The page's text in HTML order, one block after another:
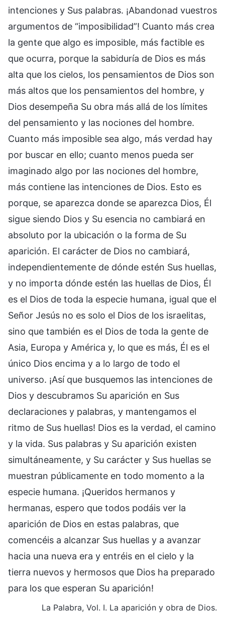
intenciones y Sus palabras. ¡Abandonad vuestros
argumentos de “imposibilidad”! Cuanto más crea
la gente que algo es imposible, más factible es
que ocurra, porque la sabiduría de Dios es más
alta que los cielos, los pensamientos de Dios son
más altos que los pensamientos del hombre, y
Dios desempeña Su obra más allá de los límites
del pensamiento y las nociones del hombre.
Cuanto más imposible sea algo, más verdad hay
por buscar en ello; cuanto menos pueda ser
imaginado algo por las nociones del hombre,
más contiene las intenciones de Dios. Esto es
porque, se aparezca donde se aparezca Dios, Él
sigue siendo Dios y Su esencia no cambiará en
absoluto por la ubicación o la forma de Su
aparición. El carácter de Dios no cambiará,
independientemente de dónde estén Sus huellas,
y no importa dónde estén las huellas de Dios, Él
es el Dios de toda la especie humana, igual que el
Señor Jesús no es solo el Dios de los israelitas,
sino que también es el Dios de toda la gente de
Asia, Europa y América y, lo que es más, Él es el
único Dios encima y a lo largo de todo el
universo. ¡Así que busquemos las intenciones de
Dios y descubramos Su aparición en Sus
declaraciones y palabras, y mantengamos el
ritmo de Sus huellas! Dios es la verdad, el camino
y la vida. Sus palabras y Su aparición existen
simultáneamente, y Su carácter y Sus huellas se
muestran públicamente en todo momento a la
especie humana. ¡Queridos hermanos y
hermanas, espero que todos podáis ver la
aparición de Dios en estas palabras, que
comencéis a alcanzar Sus huellas y a avanzar
hacia una nueva era y entréis en el cielo y la
tierra nuevos y hermosos que Dios ha preparado
para los que esperan Su aparición!
La Palabra, Vol. I. La aparición y obra de Dios.